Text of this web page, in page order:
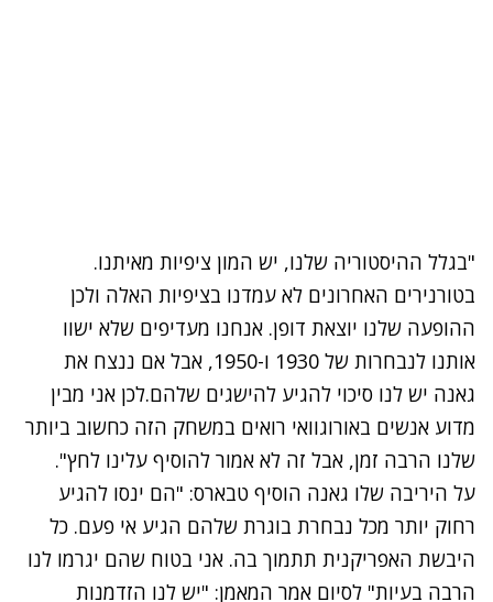
"בגלל ההיסטוריה שלנו, יש המון ציפיות מאיתנו.
בטורנירים האחרונים לא עמדנו בציפיות האלה ולכן
ההופעה שלנו יוצאת דופן. אנחנו מעדיפים שלא ישוו
אותנו לנבחרות של 1930 ו-1950, אבל אם ננצח את
גאנה יש לנו סיכוי להגיע להישגים שלהם.לכן אני מבין
מדוע אנשים באורוגוואי רואים במשחק הזה כחשוב ביותר
שלנו הרבה זמן, אבל זה לא אמור להוסיף עלינו לחץ".
על היריבה שלו גאנה הוסיף טבארס: "הם ינסו להגיע
רחוק יותר מכל נבחרת בוגרת שלהם הגיע אי פעם. כל
היבשת האפריקנית תתמוך בה. אני בטוח שהם יגרמו לנו
הרבה בעיות" לסיום אמר המאמן: "יש לנו הזדמנות